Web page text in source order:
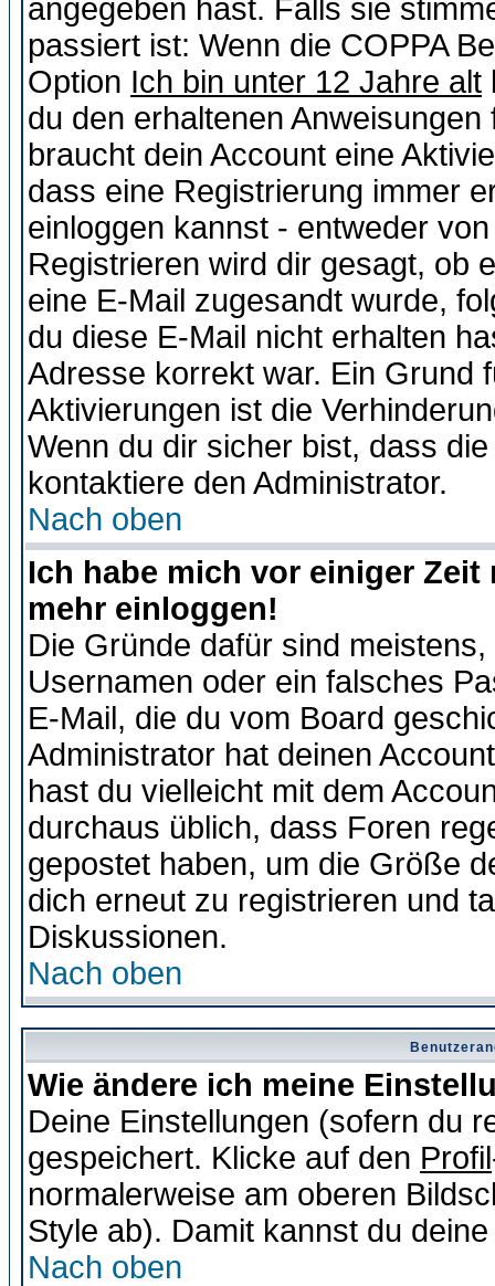
angegeben hast. Falls sie
passiert ist: Wenn die COPPA
Option Ich bin unter 12 Jahre alt
du den erhaltenen
braucht dein Account eine
dass eine Registrierung immer
einloggen kannst - entweder
Registrieren wird dir gesagt, ob
eine E-Mail zugesandt wurde,
du diese E-Mail nicht erhalten
Adresse korrekt war. Ein Grund
Aktivierungen ist die
Wenn du dir sicher bist, dass
kontaktiere den Administrator.
Nach oben
Ich habe mich vor einiger
mehr einloggen!
Die Gründe dafür sind
Usernamen oder ein falsches
E-Mail, die du vom Board
Administrator hat deinen
hast du vielleicht mit dem
durchaus üblich, dass Foren
gepostet haben, um die Größe
dich erneut zu registrieren und
Diskussionen.
Nach oben
Wie ändere ich meine
Deine Einstellungen (sofern du
gespeichert. Klicke auf den Profil
normalerweise am oberen
Style ab). Damit kannst du
Nach oben